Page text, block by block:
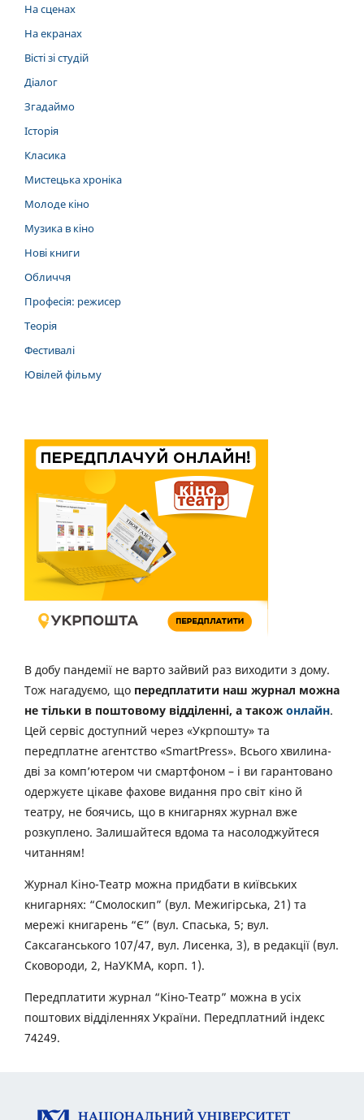
На сценах
На екранах
Вісті зі студій
Діалог
Згадаймо
Історія
Класика
Мистецька хроніка
Молоде кіно
Музика в кіно
Нові книги
Обличчя
Професія: режисер
Теорія
Фестивалі
Ювілей фільму
В добу пандемії не варто зайвий раз виходити з дому.
Тож нагадуємо, що передплатити наш журнал можна
не тільки в поштовому відділенні, а також онлайн.
Цей сервіс доступний через «Укрпошту» та
передплатне агентство «SmartPress». Всього хвилина-
дві за комп’ютером чи смартфоном – і ви гарантовано
одержуєте цікаве фахове видання про світ кіно й
театру, не боячись, що в книгарнях журнал вже
розкуплено. Залишайтеся вдома та насолоджуйтеся
читанням!
Журнал Кіно-Театр можна придбати в київських
книгарнях: “Смолоскип” (вул. Межигірська, 21) та
мережі книгарень “Є” (вул. Спаська, 5; вул.
Саксаганського 107/47, вул. Лисенка, 3), в редакції (вул.
Сковороди, 2, НаУКМА, корп. 1).
Передплатити журнал “Кіно-Театр” можна в усіх
поштових відділеннях України. Передплатний індекс
74249.